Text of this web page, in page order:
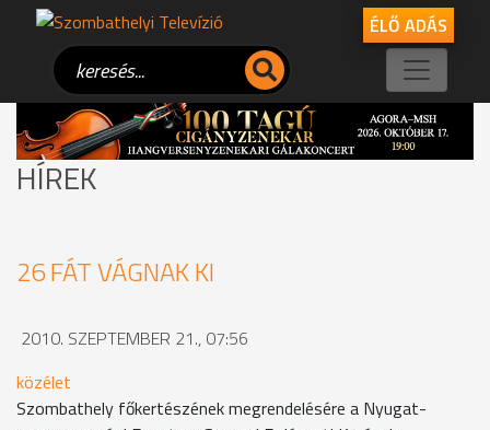
ÉLŐ ADÁS
HÍREK
26 FÁT VÁGNAK KI
2010. SZEPTEMBER 21., 07:56
közélet
Szombathely főkertészének megrendelésére a Nyugat-